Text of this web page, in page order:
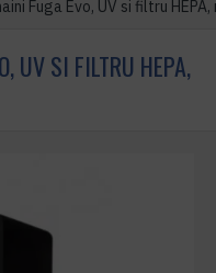
Fuga Evo, UV si filtru
UV SI FILTRU HEPA,